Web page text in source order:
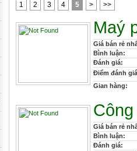
1 2 3 4 5 > >>
Maý
Giá bán rẻ
Bình luận:
Đánh giá:
Điểm đánh
Gian hàng:
Giá bán rẻ
Bình luận:
Đánh giá: